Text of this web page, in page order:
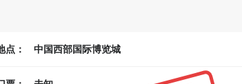
点： 中国西部国际博览城